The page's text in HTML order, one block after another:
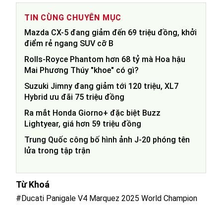
TIN CÙNG CHUYÊN MỤC
Mazda CX-5 đang giảm đến 69 triệu đồng, khởi
điểm rẻ ngang SUV cỡ B
Rolls-Royce Phantom hơn 68 tỷ mà Hoa hậu
Mai Phương Thúy "khoe" có gì?
Suzuki Jimny đang giảm tới 120 triệu, XL7
Hybrid ưu đãi 75 triệu đồng
Ra mắt Honda Giorno+ đặc biệt Buzz
Lightyear, giá hơn 59 triệu đồng
Trung Quốc công bố hình ảnh J-20 phóng tên
lửa trong tập trận
Từ Khoá
#Ducati Panigale V4 Marquez 2025 World Champion